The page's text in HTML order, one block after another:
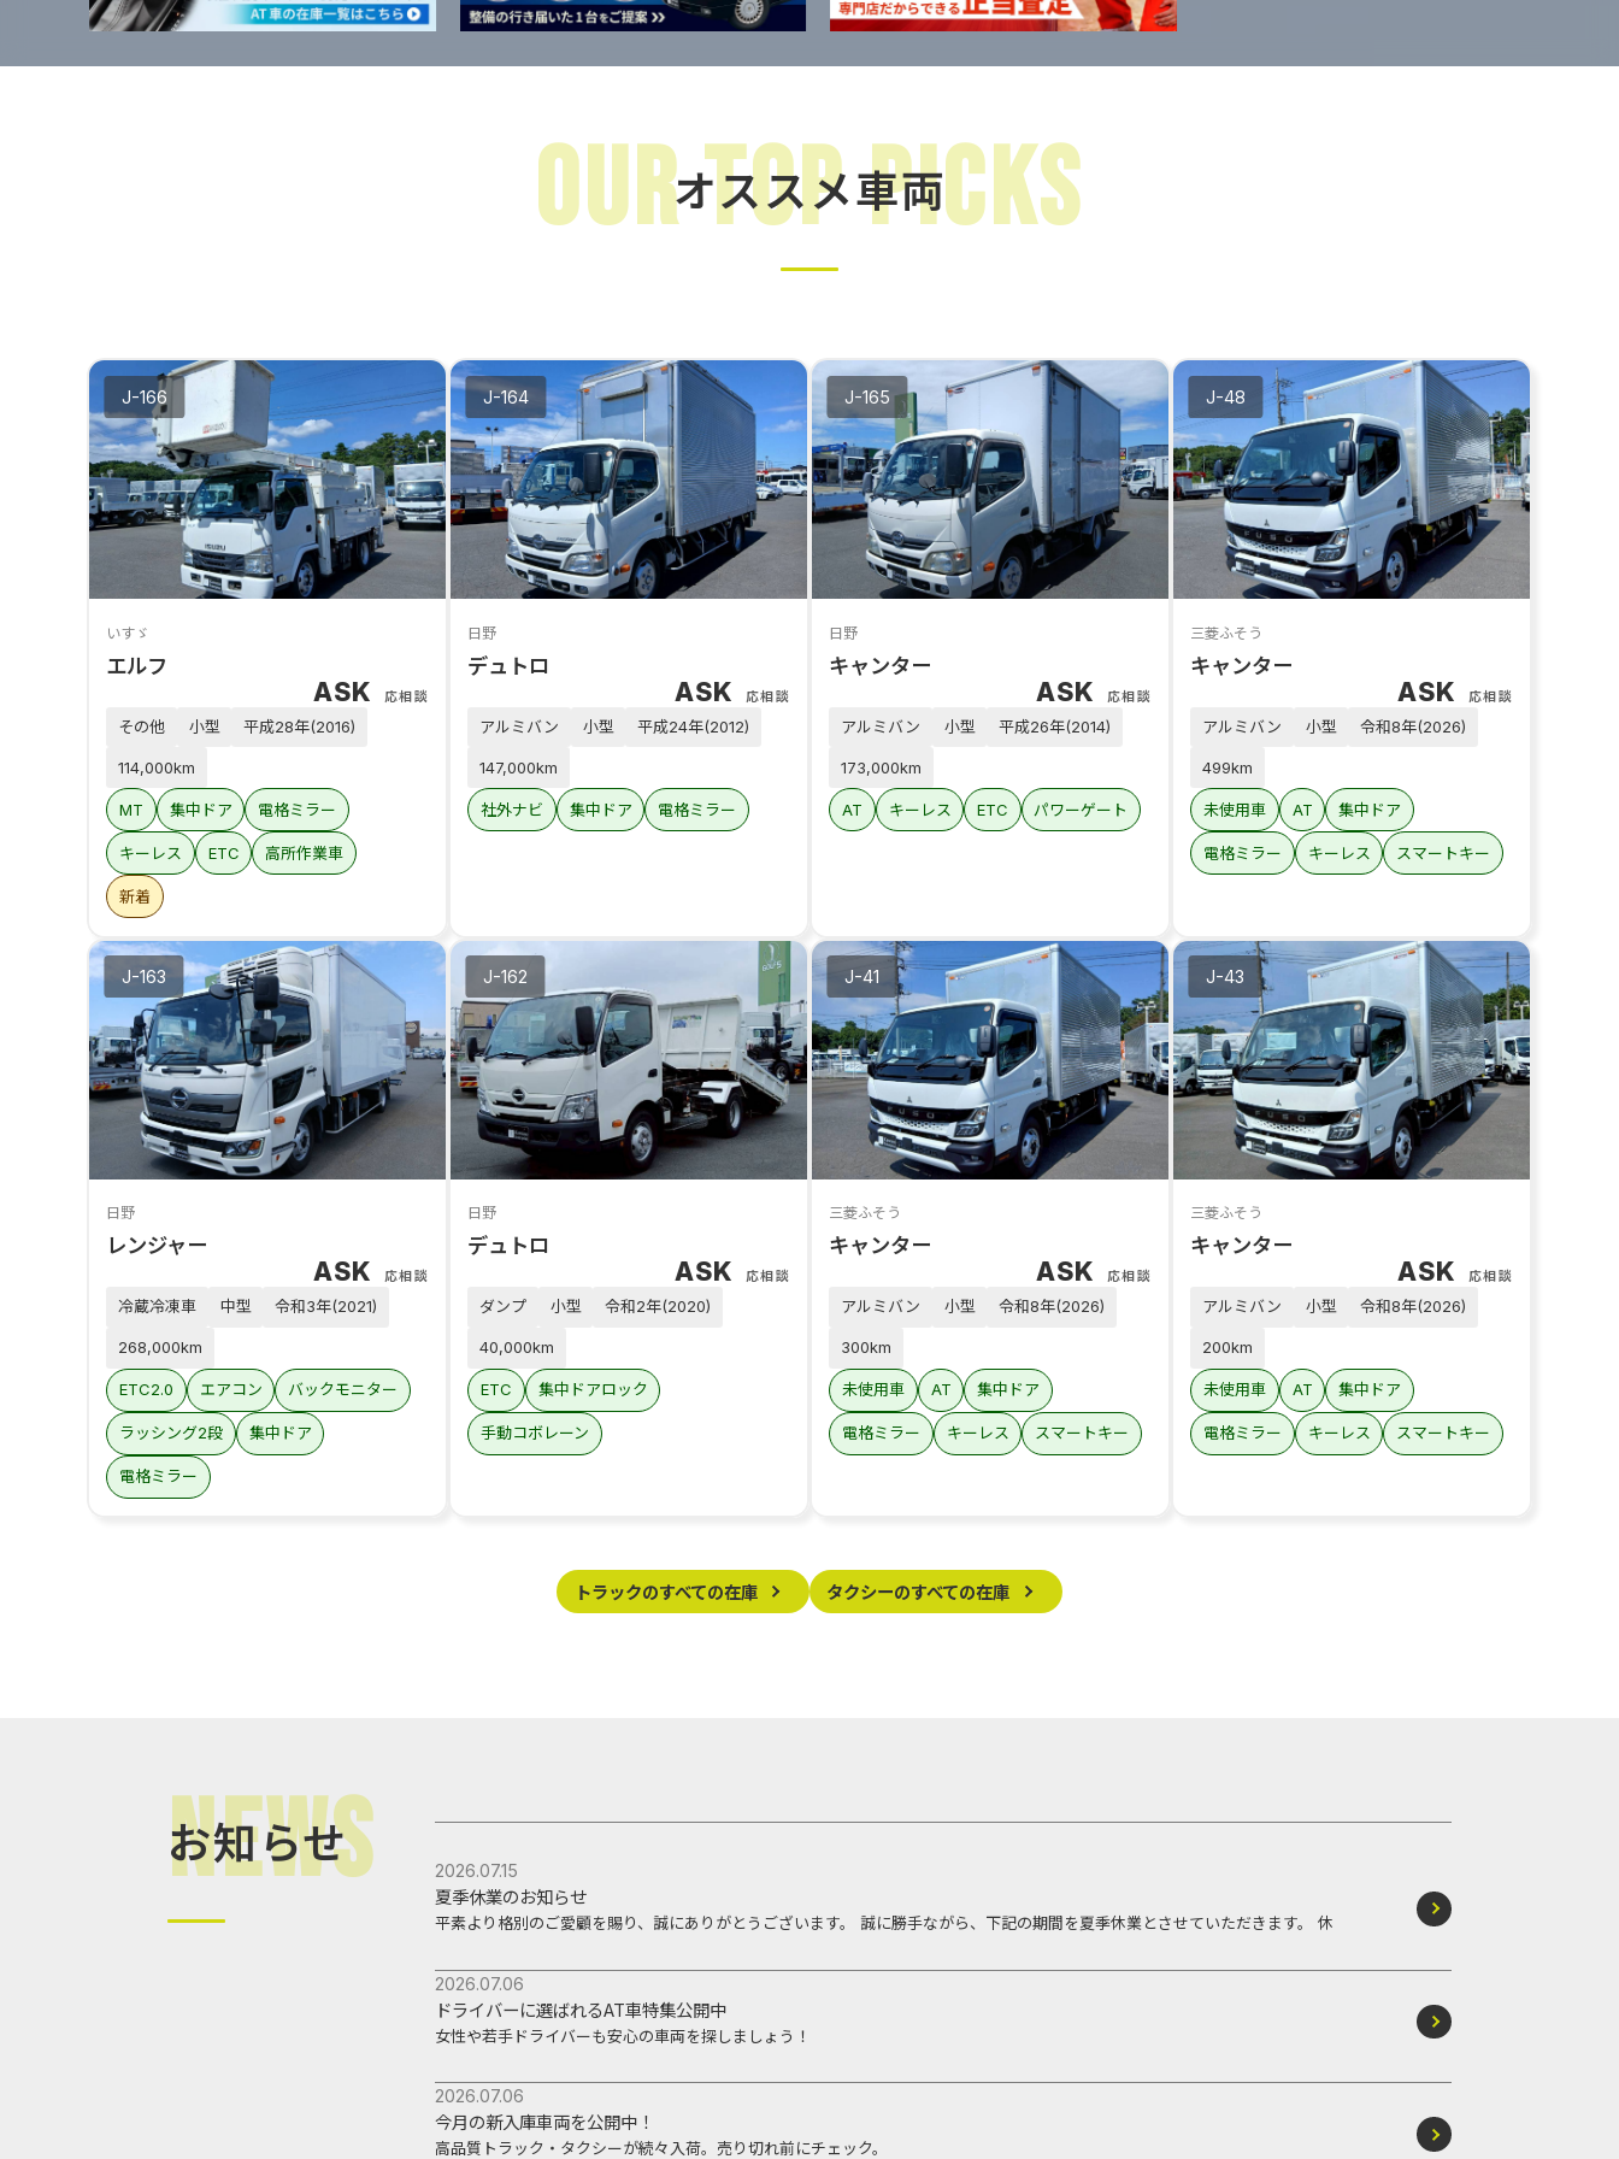
オススメ車両
Our Top Picks
いすゞ
エルフ
ASK 応相談
その他 小型 平成28年(2016)
114,000km
MT 集中ドア 電格ミラー
キーレス ETC 高所作業車
新着
J-166
日野
デュトロ
ASK 応相談
アルミバン 小型 平成24年(2012)
147,000km
社外ナビ 集中ドア 電格ミラー
J-164
日野
キャンター
ASK 応相談
アルミバン 小型 平成26年(2014)
173,000km
AT キーレス ETC パワーゲート
J-165
三菱ふそう
キャンター
ASK 応相談
アルミバン 小型 令和8年(2026)
499km
未使用車 AT 集中ドア
電格ミラー キーレス スマートキー
J-48
日野
レンジャー
ASK 応相談
冷蔵冷凍車 中型 令和3年(2021)
268,000km
ETC2.0 エアコン バックモニター
ラッシング2段 集中ドア
電格ミラー
J-163
日野
デュトロ
ASK 応相談
ダンプ 小型 令和2年(2020)
40,000km
ETC 集中ドアロック
手動コボレーン
J-162
三菱ふそう
キャンター
ASK 応相談
アルミバン 小型 令和8年(2026)
300km
未使用車 AT 集中ドア
電格ミラー キーレス スマートキー
J-41
三菱ふそう
キャンター
ASK 応相談
アルミバン 小型 令和8年(2026)
200km
未使用車 AT 集中ドア
電格ミラー キーレス スマートキー
J-43
トラックのすべての在庫 タクシーのすべての在庫
お知らせ
News
2026.07.15
夏季休業のお知らせ
平素より格別のご愛顧を賜り、誠にありがとうございます。 誠に勝手ながら、下記の期間を夏季休業とさせていただきます。 休
2026.07.06
ドライバーに選ばれるAT車特集公開中
女性や若手ドライバーも安心の車両を探しましょう！
2026.07.06
今月の新入庫車両を公開中！
高品質トラック・タクシーが続々入荷。売り切れ前にチェック。